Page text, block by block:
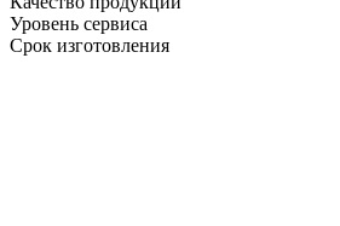
Уровень сервиса
Срок изготовления